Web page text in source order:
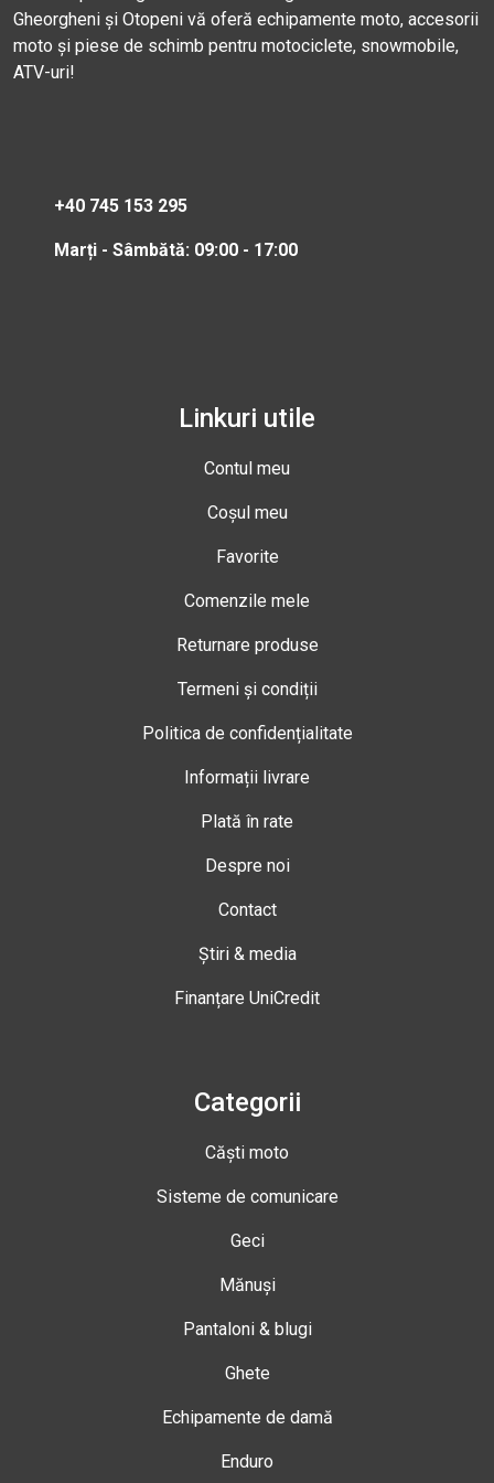
Gheorgheni și Otopeni vă oferă echipamente moto, accesorii
moto și piese de schimb pentru motociclete, snowmobile,
ATV-uri!
+40 745 153 295
Marți - Sâmbătă: 09:00 - 17:00
Linkuri utile
Contul meu
Coșul meu
Favorite
Comenzile mele
Returnare produse
Termeni și condiții
Politica de confidențialitate
Informații livrare
Plată în rate
Despre noi
Contact
Știri & media
Finanțare UniCredit
Categorii
Căști moto
Sisteme de comunicare
Geci
Mănuși
Pantaloni & blugi
Ghete
Echipamente de damă
Enduro